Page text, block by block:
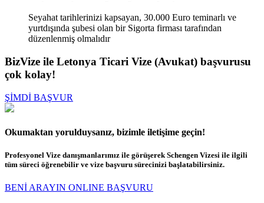
Seyahat tarihlerinizi kapsayan, 30.000 Euro teminarlı ve
yurtdışında şubesi olan bir Sigorta firması tarafından
düzenlenmiş olmalıdır
BizVize ile Letonya Ticari Vize (Avukat) başvurusu
çok kolay!
ŞİMDİ BAŞVUR
Okumaktan yorulduysanız, bizimle iletişime geçin!
Profesyonel Vize danışmanlarımız ile görüşerek Schengen Vizesi ile ilgili
tüm süreci öğrenebilir ve vize başvuru sürecinizi başlatabilirsiniz.
BENİ ARAYIN ONLINE BAŞVURU